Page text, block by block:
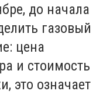
до начала
газовый
цена
и стоимость
это означает